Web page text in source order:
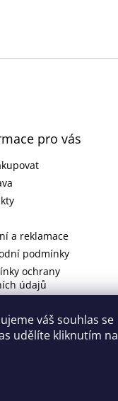
váš souhlas se
udělíte kliknutím na
pro vás
a reklamace
podmínky
ochrany
údajů